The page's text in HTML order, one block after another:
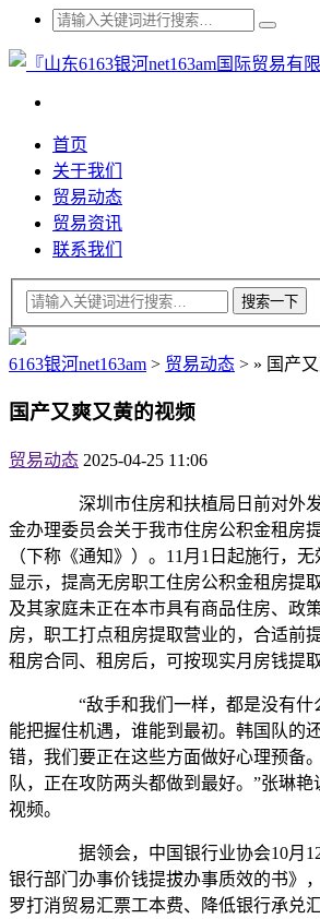
首页
关于我们
贸易动态
贸易资讯
联系我们
6163银河net163am > 贸易动态 > » 国产
国产又爽又黄的视频
贸易动态 2025-04-25 11:06
深圳市住房和扶植局日前对外发
金办理委员会关于我市住房公积金租房
（下称《通知》）。11月1日起施行，无
显示，提高无房职工住房公积金租房提
及其家庭未正在本市具有商品住房、政
房，职工打点租房提取营业的，合适前
租房合同、租房后，可按现实月房钱提
“敌手和我们一样，都是没有什
能把握住机遇，谁能到最初。韩国队的
错，我们要正在这些方面做好心理预备
队，正在攻防两头都做到最好。”张琳
视频。
据领会，中国银行业协会10月
银行部门办事价钱提拔办事质效的书》
罗打消贸易汇票工本费、降低银行承兑